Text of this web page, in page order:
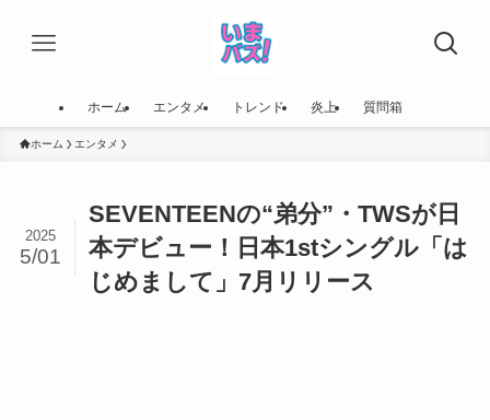
ホーム エンタメ トレンド 炎上 質問箱
ホーム エンタメ
SEVENTEENの“弟分”・TWSが日
本デビュー！日本1stシングル「は
じめまして」7月リリース
2025
5/01